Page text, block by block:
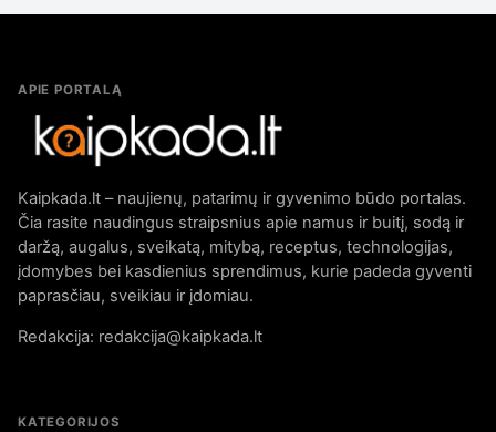
APIE PORTALĄ
Kaipkada.lt – naujienų, patarimų ir gyvenimo būdo portalas.
Čia rasite naudingus straipsnius apie namus ir buitį, sodą ir
daržą, augalus, sveikatą, mitybą, receptus, technologijas,
įdomybes bei kasdienius sprendimus, kurie padeda gyventi
paprasčiau, sveikiau ir įdomiau.
Redakcija: redakcija@kaipkada.lt
KATEGORIJOS